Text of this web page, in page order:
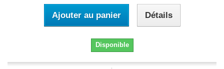
Ajouter au panier Détails
Disponible